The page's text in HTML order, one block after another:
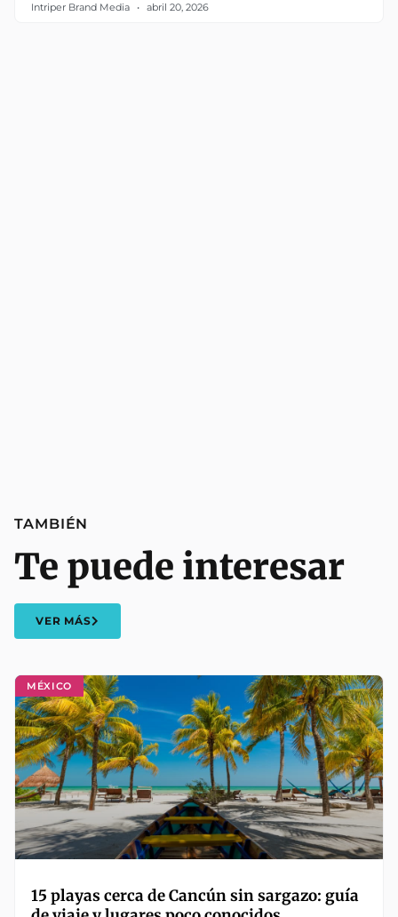
Intriper Brand Media abril 20, 2026
MÉXICO
15 playas cerca de Cancún sin sargazo: guía
TAMBIÉN
Te puede interesar
VER MÁS